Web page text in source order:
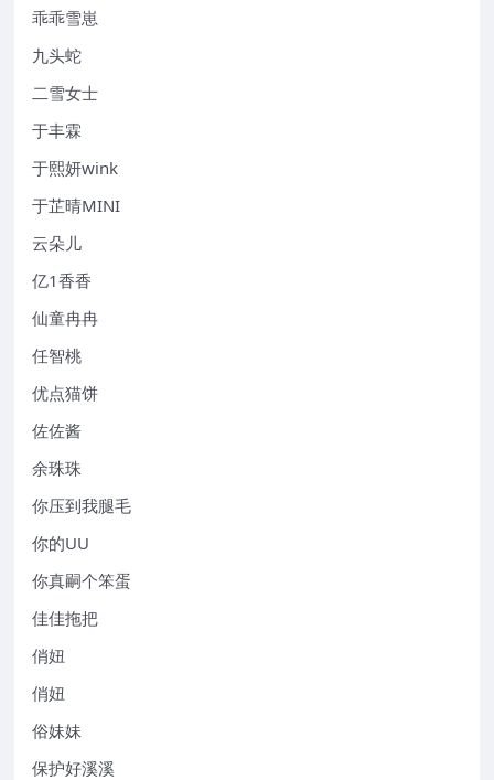
乖乖雪崽
九头蛇
二雪女士
于丰霖
于熙妍wink
于芷晴MINI
云朵儿
亿1香香
仙童冉冉
任智桃
优点猫饼
佐佐酱
余珠珠
你压到我腿毛
你的UU
你真嗣个笨蛋
佳佳拖把
俏妞
俏妞
俗妹妹
保护好溪溪